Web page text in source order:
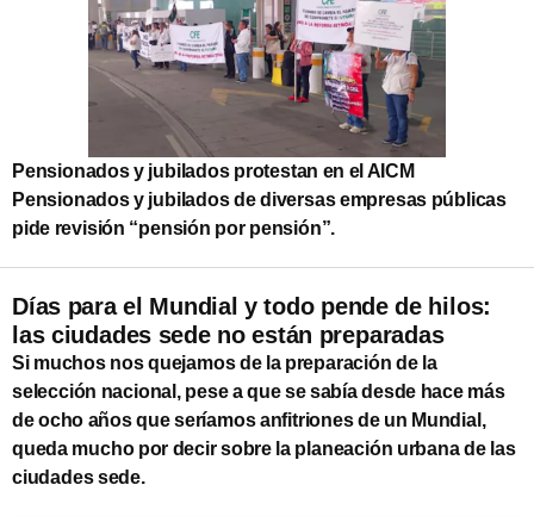
Pensionados y jubilados protestan en el AICM
Pensionados y jubilados de diversas empresas públicas
pide revisión “pensión por pensión”.
Días para el Mundial y todo pende de hilos:
las ciudades sede no están preparadas
Si muchos nos quejamos de la preparación de la
selección nacional, pese a que se sabía desde hace más
de ocho años que seríamos anfitriones de un Mundial,
queda mucho por decir sobre la planeación urbana de las
ciudades sede.